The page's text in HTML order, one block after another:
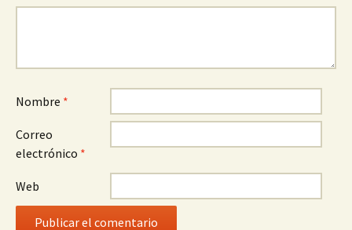
Nombre *
Correo
electrónico *
Web